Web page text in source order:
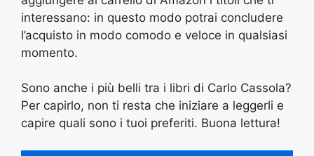
interessano: in questo modo potrai concludere
l’acquisto in modo comodo e veloce in qualsiasi
momento.
Sono anche i più belli tra i libri di Carlo Cassola?
Per capirlo, non ti resta che iniziare a leggerli e
capire quali sono i tuoi preferiti. Buona lettura!